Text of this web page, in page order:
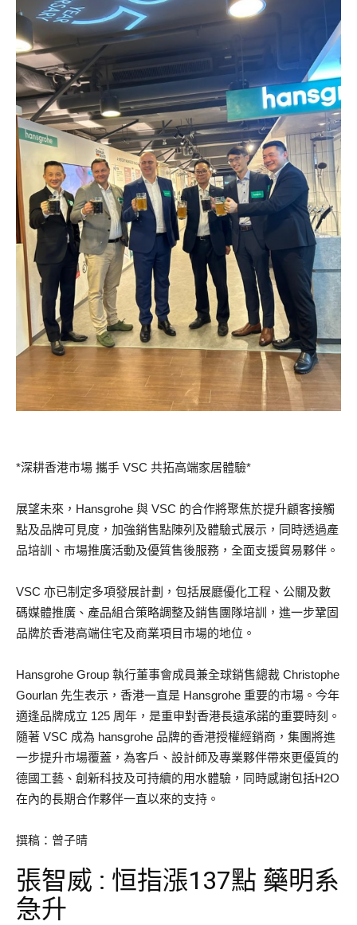
*深耕香港市場 攜手 VSC 共拓高端家居體驗*
展望未來，Hansgrohe 與 VSC 的合作將聚焦於提升顧客接觸
點及品牌可見度，加強銷售點陳列及體驗式展示，同時透過產
品培訓、市場推廣活動及優質售後服務，全面支援貿易夥伴。
VSC 亦已制定多項發展計劃，包括展廳優化工程、公關及數
碼媒體推廣、產品組合策略調整及銷售團隊培訓，進一步鞏固
品牌於香港高端住宅及商業項目市場的地位。
Hansgrohe Group 執行董事會成員兼全球銷售總裁 Christophe
Gourlan 先生表示，香港一直是 Hansgrohe 重要的市場。今年
適逢品牌成立 125 周年，是重申對香港長遠承諾的重要時刻。
隨著 VSC 成為 hansgrohe 品牌的香港授權經銷商，集團將進
一步提升市場覆蓋，為客戶、設計師及專業夥伴帶來更優質的
德國工藝、創新科技及可持續的用水體驗，同時感謝包括H2O
在內的長期合作夥伴一直以來的支持。
撰稿：曾子晴
張智威 : 恒指漲137點 藥明系
急升